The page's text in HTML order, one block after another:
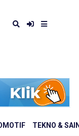
TEKNO &